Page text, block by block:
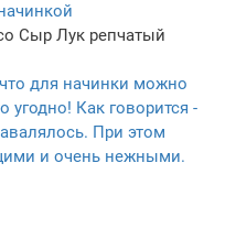
Сыр Лук репчатый
для начинки можно
угодно! Как говорится -
При этом
и очень нежными.